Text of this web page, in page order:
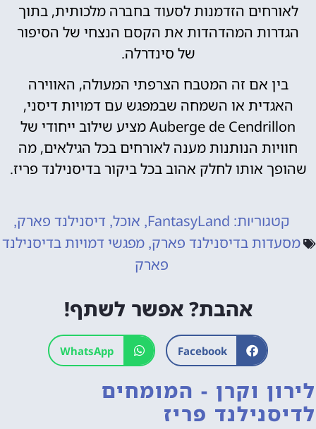
לאורחים הזדמנות לסעוד בחברה מלכותית, בתוך
הגדרות המהדהדות את הקסם הנצחי של הסיפור
של סינדרלה.
בין אם זה המטבח הצרפתי המעולה, האווירה
האגדית או השמחה שבמפגש עם דמויות דיסני,
Auberge de Cendrillon מציע שילוב ייחודי של
חוויות הנותנות מענה לאורחים בכל הגילאים, מה
שהופך אותו לחלק אהוב בכל ביקור בדיסנילנד פריז.
קטגוריות: FantasyLand
, אוכל, דיסנילנד פארק,
מסעדות בדיסנילנד פארק, מפגשי דמויות בדיסנילנד
פארק
אהבת? אפשר לשתף!
Facebook
WhatsApp
לירון וקרן - המומחים
לדיסנילנד פריז